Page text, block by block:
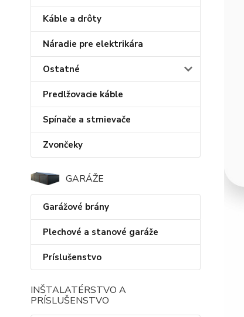
Káble a drôty
Náradie pre elektrikára
Ostatné
Predlžovacie káble
Spínače a stmievače
Zvončeky
GARÁŽE
Garážové brány
Plechové a stanové garáže
Príslušenstvo
INŠTALATÉRSTVO A
PRÍSLUŠENSTVO